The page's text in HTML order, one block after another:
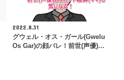
2022.8.31
グウェル・オス・ガール(Gwelu
Os Gar)の顔バレ！前世(声優)…